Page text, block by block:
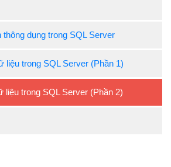
thông dụng trong SQL Server
liệu trong SQL Server (Phần 1)
liệu trong SQL Server (Phần 2)